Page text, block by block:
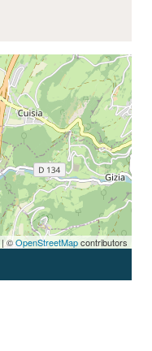
| ©OpenStreetMapcontributors